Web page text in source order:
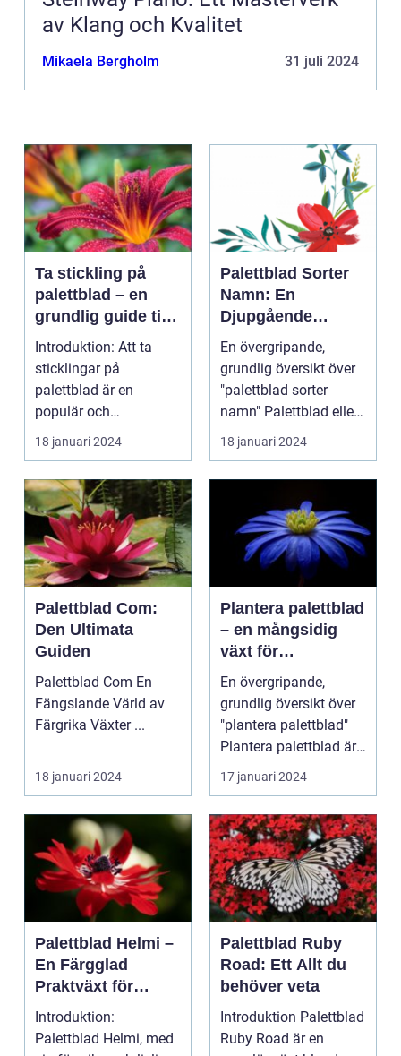
av Klang och Kvalitet
Mikaela Bergholm 31 juli 2024
Ta stickling på
palettblad – en
grundlig guide till
framgångsrik
förökning
Introduktion: Att ta
sticklingar på
palettblad är en
populär och
spännande metod för
att föröka och...
18 januari 2024
Palettblad Sorter
Namn: En
Djupgående
Översikt
En övergripande,
grundlig översikt över
"palettblad sorter
namn" Palettblad eller
Coleus är en popu...
18 januari 2024
Palettblad Com:
Den Ultimata
Guiden
Palettblad Com En
Fängslande Värld av
Färgrika Växter ...
18 januari 2024
Plantera palettblad
– en mångsidig
växt för
trädgårdsentusiast
En övergripande,
grundlig översikt över
"plantera palettblad"
Plantera palettblad är
en populär akt...
17 januari 2024
Palettblad Helmi –
En Färgglad
Praktväxt för
Hemmet
Introduktion:
Palettblad Helmi, med
Palettblad Ruby
Road: Ett Allt du
behöver veta
Introduktion Palettblad
Ruby Road är en